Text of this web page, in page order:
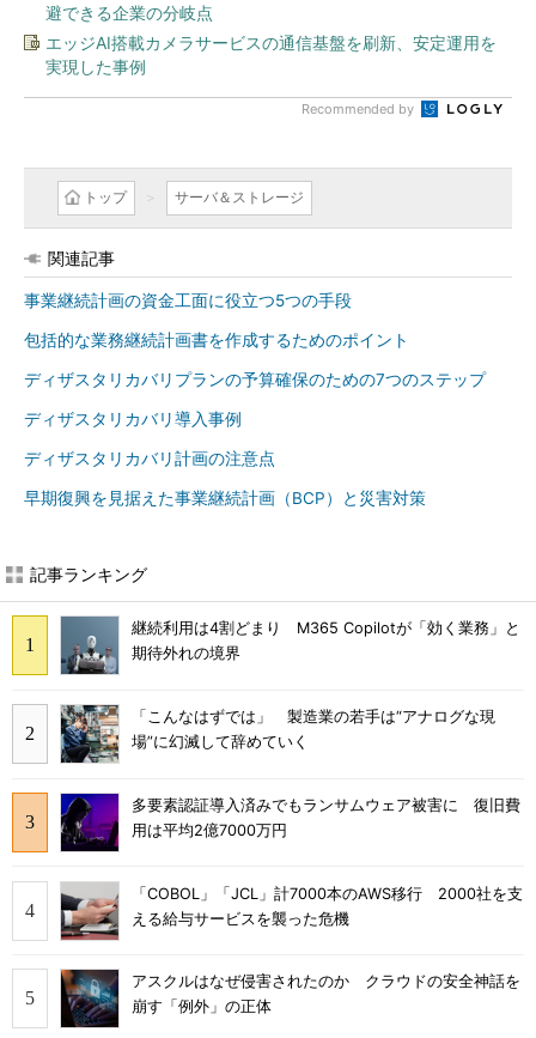
避できる企業の分岐点
エッジAI搭載カメラサービスの通信基盤を刷新、安定運用を
実現した事例
Recommended by
トップ サーバ＆ストレージ
関連記事
事業継続計画の資金工面に役立つ5つの手段
包括的な業務継続計画書を作成するためのポイント
ディザスタリカバリプランの予算確保のための7つのステップ
ディザスタリカバリ導入事例
ディザスタリカバリ計画の注意点
早期復興を見据えた事業継続計画（BCP）と災害対策
記事ランキング
継続利用は4割どまり M365 Copilotが「効く業務」と
期待外れの境界
「こんなはずでは」 製造業の若手は“アナログな現
場”に幻滅して辞めていく
多要素認証導入済みでもランサムウェア被害に 復旧費
用は平均2億7000万円
「COBOL」「JCL」計7000本のAWS移行 2000社を支
える給与サービスを襲った危機
アスクルはなぜ侵害されたのか クラウドの安全神話を
崩す「例外」の正体